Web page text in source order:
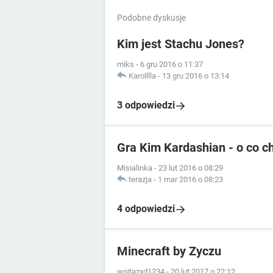
Podobne dyskusje
Kim jest Stachu Jones?
miks - 6 gru 2016 o 11:37
Karolllla - 13 gru 2016 o 13:14
3 odpowiedzi
Gra Kim Kardashian - o co
Misialinka - 23 lut 2016 o 08:29
terazja - 1 mar 2016 o 08:23
4 odpowiedzi
Minecraft by Zyczu